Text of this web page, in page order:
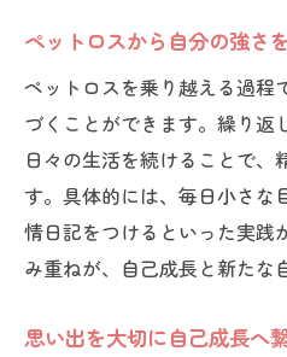
ペットロスから自分の強さ
ペットロスを乗り越える過程
づくことができます。繰り返
日々の生活を続けることで、
す。具体的には、毎日小さな
情日記をつけるといった実践
み重ねが、自己成長と新たな
思い出を大切に自己成長へ